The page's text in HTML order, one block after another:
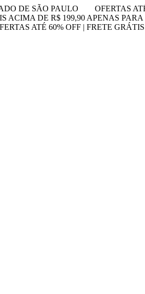
DE SÃO PAULO
OFERTAS
ACIMA DE R$ 199,90 APENAS
ATÉ 60% OFF | FRETE